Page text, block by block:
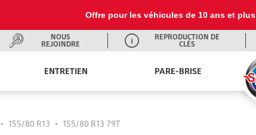
Offre pour les véhicules de 10 ans et
NOUS
REJOINDRE
REPRODUCTION DE
CLÉS
ENTRETIEN PARE-BRISE
• 155/80 R13 • 155/80 R13 79T